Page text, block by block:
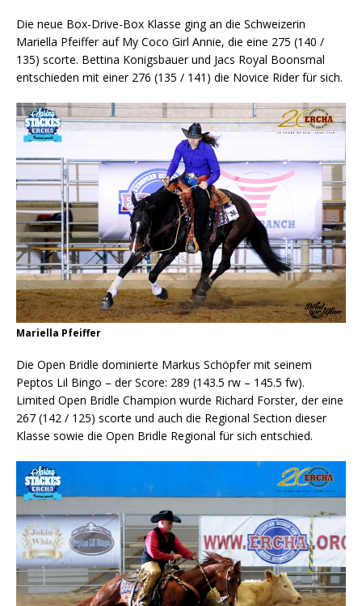
Die neue Box-Drive-Box Klasse ging an die Schweizerin
Mariella Pfeiffer auf My Coco Girl Annie, die eine 275 (140 /
135) scorte. Bettina Konigsbauer und Jacs Royal Boonsmal
entschieden mit einer 276 (135 / 141) die Novice Rider für sich.
Mariella Pfeiffer
Die Open Bridle dominierte Markus Schöpfer mit seinem
Peptos Lil Bingo – der Score: 289 (143.5 rw – 145.5 fw).
Limited Open Bridle Champion wurde Richard Forster, der eine
267 (142 / 125) scorte und auch die Regional Section dieser
Klasse sowie die Open Bridle Regional für sich entschied.